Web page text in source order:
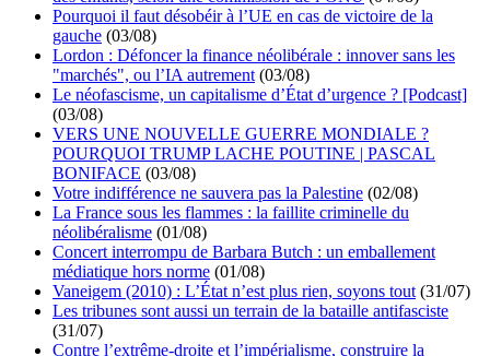
Pourquoi il faut désobéir à l’UE en cas de victoire de la
gauche (03/08)
Lordon : Défoncer la finance néolibérale : innover sans les
"marchés", ou l’IA autrement (03/08)
Le néofascisme, un capitalisme d’État d’urgence ? [Podcast]
(03/08)
VERS UNE NOUVELLE GUERRE MONDIALE ?
POURQUOI TRUMP LACHE POUTINE | PASCAL
BONIFACE (03/08)
Votre indifférence ne sauvera pas la Palestine (02/08)
La France sous les flammes : la faillite criminelle du
néolibéralisme (01/08)
Concert interrompu de Barbara Butch : un emballement
médiatique hors norme (01/08)
Vaneigem (2010) : L’État n’est plus rien, soyons tout (31/07)
Les tribunes sont aussi un terrain de la bataille antifasciste
(31/07)
Contre l’extrême-droite et l’impérialisme, construire la